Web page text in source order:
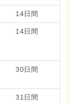
14日間
14日間
30日間
31日間